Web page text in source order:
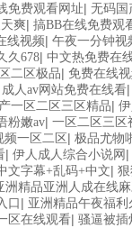
免费观看网址| 无码国
爽| 搞BB在线免费观
线视频| 午夜一分钟视
久678| 中文热免费在
二区极品| 免费在线
成人av网站免费在线看
一区二区三区精品|
粉嫩av| 一区二区三区
频一区二区 | 极品尤物
| 伊人成人综合小说网 |
文字幕+乱码+中文|
洲精品亚洲人成在线
口 | 亚洲精品午夜福利
区在线观看| 骚逼被插